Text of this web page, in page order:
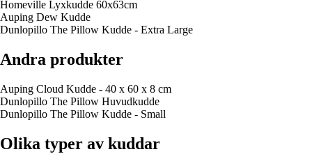
Homeville Lyxkudde 60x63cm
Auping Dew Kudde
Dunlopillo The Pillow Kudde - Extra Large
Andra produkter
Auping Cloud Kudde - 40 x 60 x 8 cm
Dunlopillo The Pillow Huvudkudde
Dunlopillo The Pillow Kudde - Small
Olika typer av kuddar